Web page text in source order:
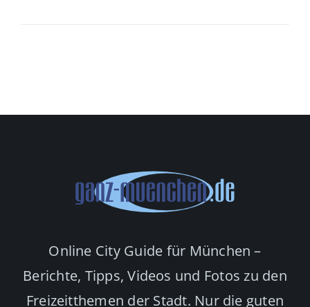
Online City Guide für München –
Berichte, Tipps, Videos und Fotos zu den
Freizeitthemen der Stadt. Nur die guten